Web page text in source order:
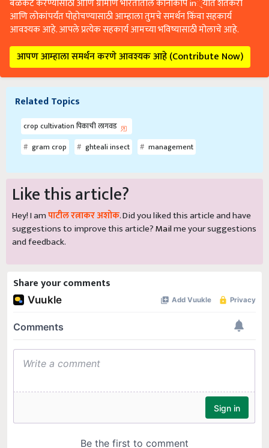
बळकट करण्यासाठी आणि ग्रामीण भारतातील कानाकोप in्यात शेतकरी
आणि लोकांपर्यंत पोहोचण्यासाठी आम्हाला तुमचे समर्थन किंवा सहकार्य
आवश्यक आहे. आपले प्रत्येक सहकार्य आमच्या भविष्यासाठी मोलाचे आहे.
आपण आम्हाला समर्थन करणे आवश्यक आहे (Contribute Now)
Related Topics
crop cultivation पिकाची लागवड
gram crop
ghteali insect management
Like this article?
Hey! I amपाटील रत्नाकर अशोक. Did you liked this article and have
suggestions to improve this article?Mailme your suggestions
and feedback.
Share your comments